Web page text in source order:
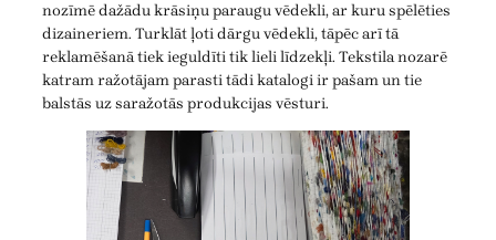
nozīmē dažādu krāsiņu paraugu vēdekli, ar kuru spēlēties
dizaineriem. Turklāt ļoti dārgu vēdekli, tāpēc arī tā
reklamēšanā tiek ieguldīti tik lieli līdzekļi. Tekstila nozarē
katram ražotājam parasti tādi katalogi ir pašam un tie
balstās uz saražotās produkcijas vēsturi.